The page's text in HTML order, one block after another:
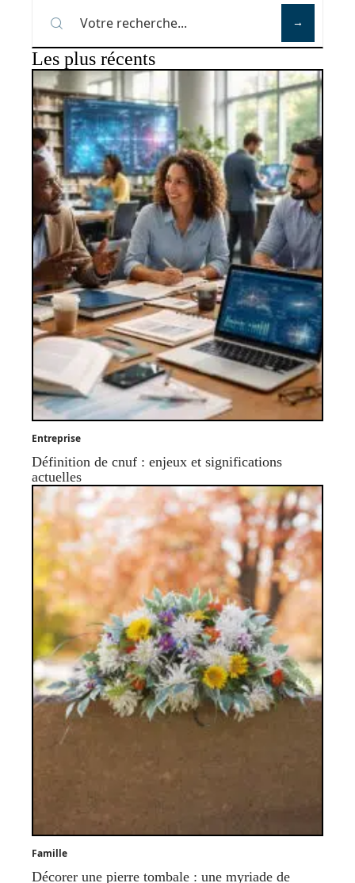
Les plus récents
Entreprise
Définition de cnuf : enjeux et significations
actuelles
Famille
Décorer une pierre tombale : une myriade de